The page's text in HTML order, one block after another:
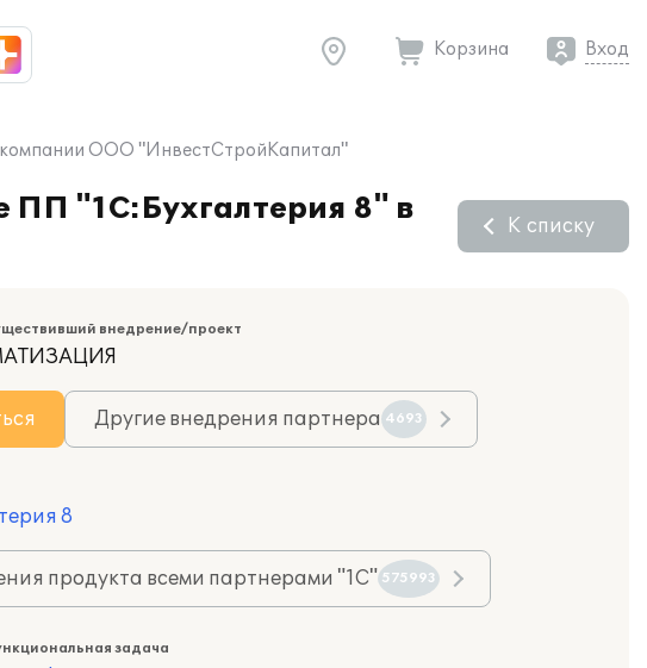
Корзина Вход
компании ООО "ИнвестСтройКапитал"
ПП "1С:Бухгалтерия 8" в
К списку
внедрение/проект
Другие внедрения партнера 4693
8
продукта всеми партнерами "1С" 575993
задача